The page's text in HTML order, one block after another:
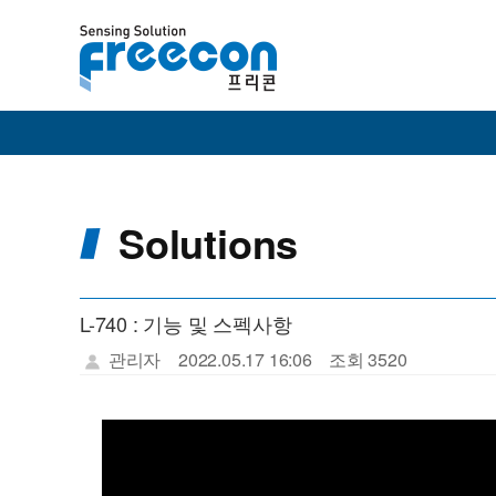
Solutions
L-740 : 기능 및 스펙사항
관리자 2022.05.17 16:06 조회 3520